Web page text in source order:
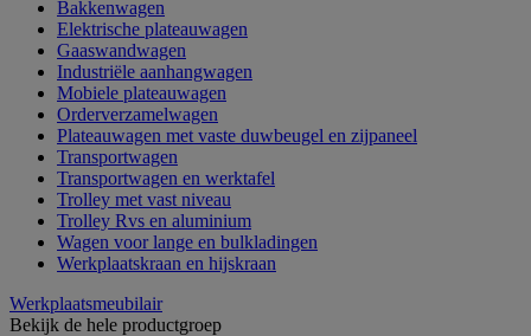
Bakkenwagen
Elektrische plateauwagen
Gaaswandwagen
Industriële aanhangwagen
Mobiele plateauwagen
Orderverzamelwagen
Plateauwagen met vaste duwbeugel en zijpaneel
Transportwagen
Transportwagen en werktafel
Trolley met vast niveau
Trolley Rvs en aluminium
Wagen voor lange en bulkladingen
Werkplaatskraan en hijskraan
Werkplaatsmeubilair
Bekijk de hele productgroep